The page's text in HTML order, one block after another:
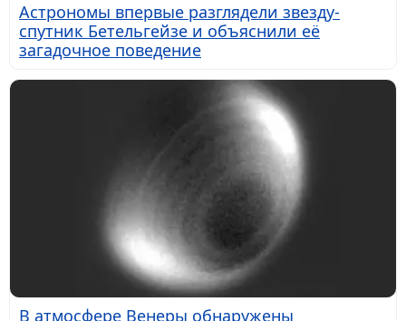
Астрономы впервые разглядели звезду-
спутник Бетельгейзе и объяснили её
загадочное поведение
В атмосфере Венеры обнаружены